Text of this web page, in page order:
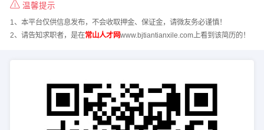
温馨提示
1、本平台仅供信息发布，不会收取押金、保证金，请微友务必谨慎！
2、请告知求职者，是在常山人才网www.bjtiantianxile.com上看到该简历的！